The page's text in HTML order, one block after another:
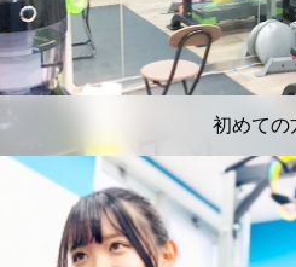
初めての